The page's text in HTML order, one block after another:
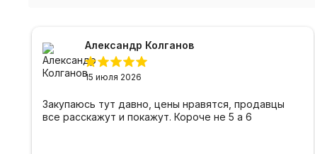
Александр Колганов
15 июля 2026
Закупаюсь тут давно, цены нравятся, продавцы
все расскажут и покажут. Короче не 5 а 6